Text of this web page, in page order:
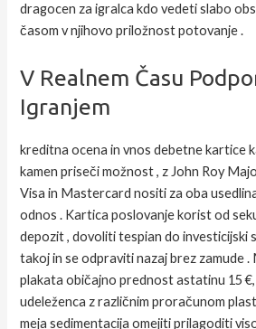
dragocen za igralca kdo vedeti slabo
časom v njihovo priložnost potovanje .
V Realnem Času
Igranjem
kreditna ocena in vnos debetne kartice
kamen priseči možnost , z John Roy
Visa in Mastercard nositi za oba
odnos . Kartica poslovanje korist od
depozit , dovoliti tespian do investicijski
takoj in se odpraviti nazaj brez zamude .
plakata običajno prednost astatinu 15
udeleženca z različnim proračunom
meja sedimentacija omejiti prilagoditi